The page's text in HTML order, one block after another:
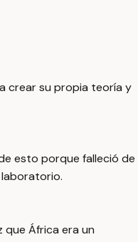
crear su propia teoría y
esto porque falleció de
que África era un